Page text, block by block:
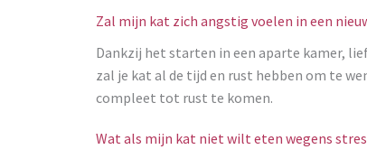
Zal mijn kat zich angstig voelen in een
Dankzij het starten in een aparte kamer,
zal je kat al de tijd en rust hebben om te
compleet tot rust te komen.
Wat als mijn kat niet wilt eten wegens